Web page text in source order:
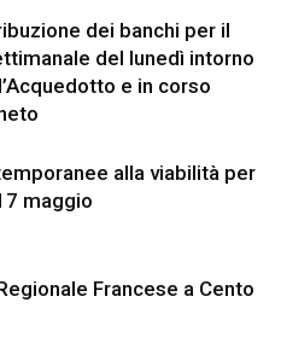
dei banchi per il
del lunedì intorno
e in corso
alla viabilità per
maggio
Francese a Cento